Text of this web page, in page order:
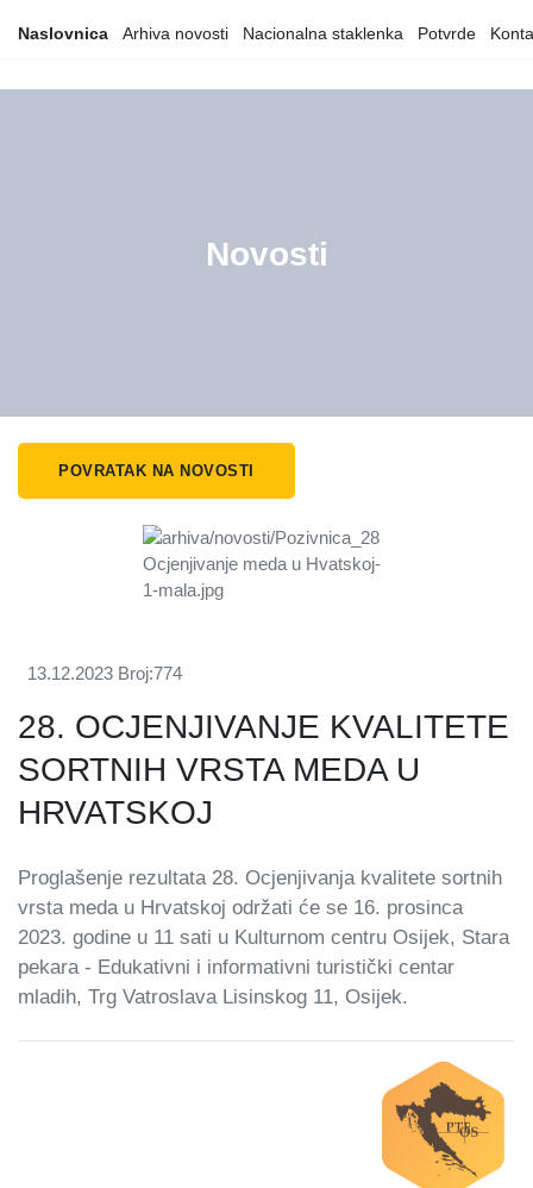
Naslovnica Arhiva novosti Nacionalna staklenka Potvrde
Novosti
POVRATAK NA NOVOSTI
13.12.2023 Broj:774
28. OCJENJIVANJE KVALITETE
SORTNIH VRSTA MEDA U
HRVATSKOJ
Proglašenje rezultata 28. Ocjenjivanja kvalitete sortnih
vrsta meda u Hrvatskoj održati će se 16. prosinca
2023. godine u 11 sati u Kulturnom centru Osijek, Stara
pekara - Edukativni i informativni turistički centar
mladih, Trg Vatroslava Lisinskog 11, Osijek.